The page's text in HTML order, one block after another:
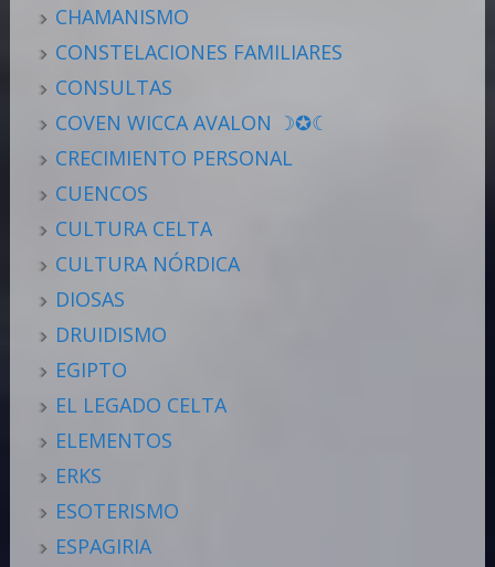
CHAMANISMO
CONSTELACIONES FAMILIARES
CONSULTAS
COVEN WICCA AVALON ☽✪☾
CRECIMIENTO PERSONAL
CUENCOS
CULTURA CELTA
CULTURA NÓRDICA
DIOSAS
DRUIDISMO
EGIPTO
EL LEGADO CELTA
ELEMENTOS
ERKS
ESOTERISMO
ESPAGIRIA